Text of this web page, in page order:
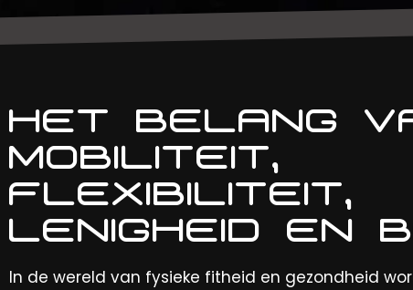
HET BELANG
MOBILITEIT,
FLEXIBILITEIT,
LENIGHEID EN
In de wereld van fysieke fitheid en gezondheid